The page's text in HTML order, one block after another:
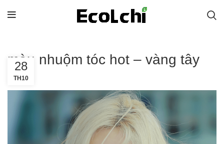
màu nhuộm tóc hot – vàng tây
28
TH10